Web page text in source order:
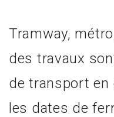
Tramway,
des travaux
de transport en
les dates de